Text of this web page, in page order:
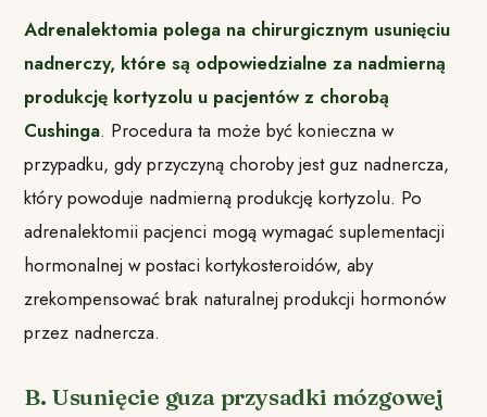
Adrenalektomia polega na chirurgicznym usunięciu
nadnerczy, które są odpowiedzialne za nadmierną
produkcję kortyzolu u pacjentów z chorobą
Cushinga. Procedura ta może być konieczna w
przypadku, gdy przyczyną choroby jest guz nadnercza,
który powoduje nadmierną produkcję kortyzolu. Po
adrenalektomii pacjenci mogą wymagać suplementacji
hormonalnej w postaci kortykosteroidów, aby
zrekompensować brak naturalnej produkcji hormonów
przez nadnercza.
B. Usunięcie guza przysadki mózgowej